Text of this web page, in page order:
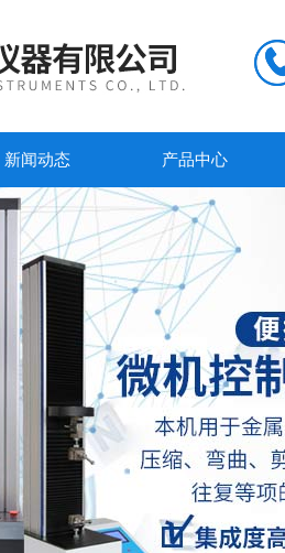
新闻动态 产品中心